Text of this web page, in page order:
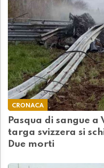
CRONACA
Pasqua di sangue
targa svizzera si
Due morti